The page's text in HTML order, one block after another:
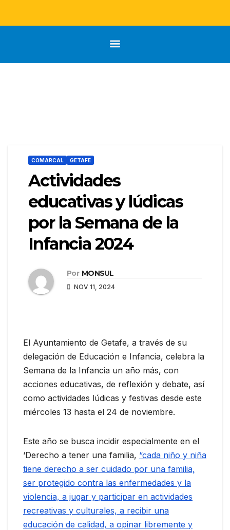
COMARCAL GETAFE
Actividades
educativas y lúdicas
por la Semana de la
Infancia 2024
Por MONSUL
NOV 11, 2024
El Ayuntamiento de Getafe, a través de su
delegación de Educación e Infancia, celebra la
Semana de la Infancia un año más, con
acciones educativas, de reflexión y debate, así
como actividades lúdicas y festivas desde este
miércoles 13 hasta el 24 de noviembre.
Este año se busca incidir especialmente en el
‘Derecho a tener una familia, “cada niño y niña
tiene derecho a ser cuidado por una familia,
ser protegido contra las enfermedades y la
violencia, a jugar y participar en actividades
recreativas y culturales, a recibir una
educación de calidad, a opinar libremente y